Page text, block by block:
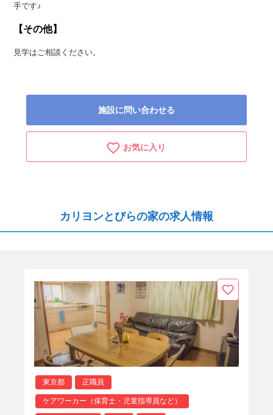
手です♪
【その他】
見学はご相談ください。
施設に問い合わせる
お気に入り
カリヨンとびらの家の求人情報
東京都 正職員
ケアワーカー（保育士・児童指導員など）